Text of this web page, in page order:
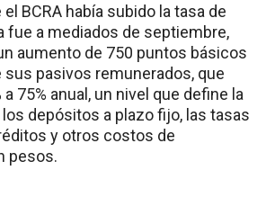
BCRA había subido la tasa de
fue a mediados de septiembre,
aumento de 750 puntos básicos
pasivos remunerados, que
a 75% anual, un nivel que define la
depósitos a plazo fijo, las tasas
y otros costos de
pesos.